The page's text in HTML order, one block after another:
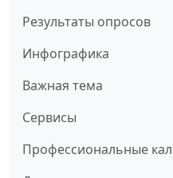
Результаты опросов
Инфографика
Важная тема
Сервисы
Профессиональные